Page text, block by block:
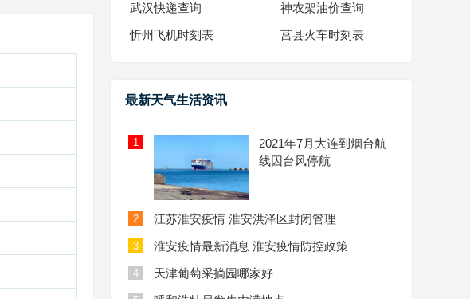
武汉快递查询 神农架油价查询
忻州飞机时刻表 莒县火车时刻表
最新天气生活资讯
1
2021年7月大连到烟台航
线因台风停航
2 江苏淮安疫情 淮安洪泽区封闭管理
3 淮安疫情最新消息 淮安疫情防控政策
4 天津葡萄采摘园哪家好